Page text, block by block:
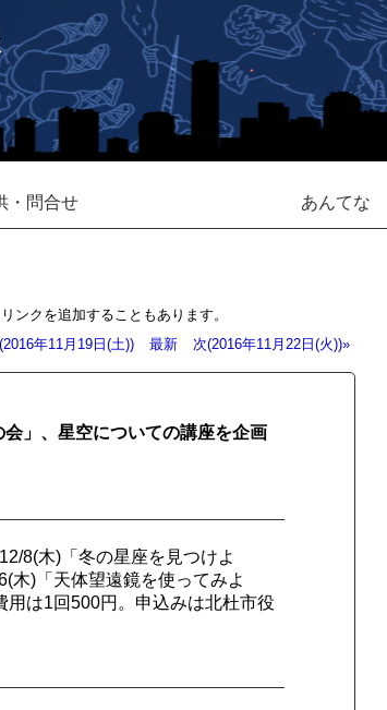
・問合せ あんてな
ンクを追加することもあります。
年11月19日(土))
最新 次(2016年11月22日(火))»
」、星空についての講座を企画
8(木)「冬の星座を見つけよ
)「天体望遠鏡を使ってみよ
用は1回500円。申込みは北杜市役